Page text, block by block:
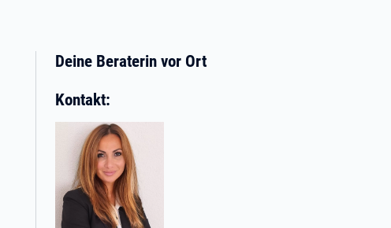
Deine Beraterin vor Ort
Kontakt: